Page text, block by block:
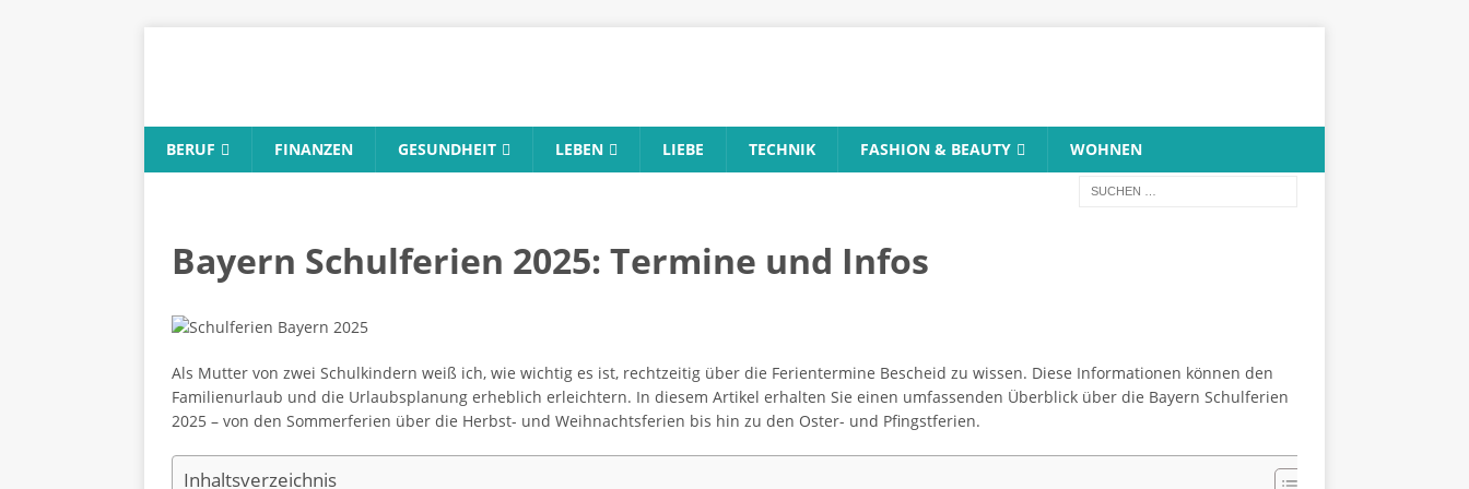
BERUF FINANZEN GESUNDHEIT LEBEN LIEBE TECHNIK FASHION & BEAUTY WOHNEN
Bayern Schulferien 2025: Termine und Infos
Als Mutter von zwei Schulkindern weiß ich, wie wichtig es ist, rechtzeitig über die Ferientermine Bescheid zu wissen. Diese Informationen können den
Familienurlaub und die Urlaubsplanung erheblich erleichtern. In diesem Artikel erhalten Sie einen umfassenden Überblick über die Bayern Schulferien
2025 – von den Sommerferien über die Herbst- und Weihnachtsferien bis hin zu den Oster- und Pfingstferien.
Inhaltsverzeichnis